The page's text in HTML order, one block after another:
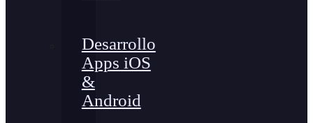
Desarrollo
Apps iOS
&
Android